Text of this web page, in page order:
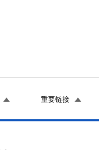
重要链接